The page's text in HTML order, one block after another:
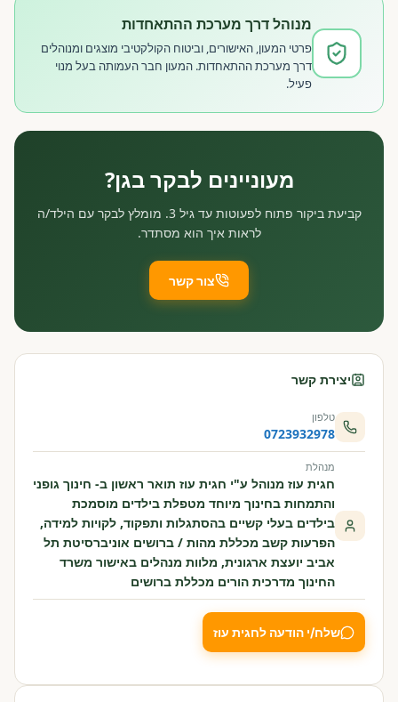
מנוהל דרך מערכת ההתאחדות
פרטי המעון, האישורים, וביטוח הקולקטיבי מוצגים ומנוהלים
דרך מערכת ההתאחדות. המעון חבר העמותה בעל מנוי
פעיל.
מעוניינים לבקר בגן?
קביעת ביקור פתוח לפעוטות עד גיל 3. מומלץ לבקר עם הילד/ה
לראות איך הוא מסתדר.
צור קשר
יצירת קשר
טלפון
0723932978
מנהלת
חגית עוז מנוהל ע"י חגית עוז תואר ראשון ב- חינוך גופני
והתמחות בחינוך מיוחד מטפלת בילדים מוסמכת
בילדים בעלי קשיים בהסתגלות ותפקוד, לקויות למידה,
הפרעות קשב מכללת מהות / ברושים אוניברסיטת תל
אביב יועצת ארגונית, מלוות מנהלים באישור משרד
החינוך מדרכית הורים מכללת ברושים
שלח/י הודעה לחגית עוז